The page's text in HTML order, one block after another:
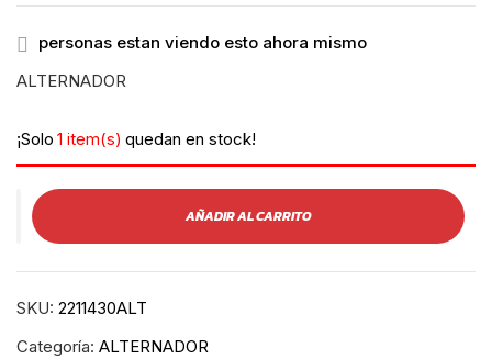
personas estan viendo esto ahora mismo
ALTERNADOR
¡Solo 1 item(s) quedan en stock!
AÑADIR AL CARRITO
SKU: 2211430ALT
Categoría: ALTERNADOR